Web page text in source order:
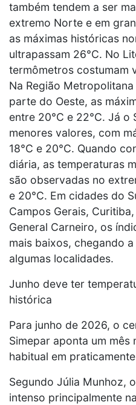
também tendem a ser
extremo Norte e em
as máximas históricas
ultrapassam 26°C. No
termômetros costumam
Na Região
parte do Oeste, as
entre 20°C e 22°C. Já o
menores valores, com
18°C e 20°C. Quando
diária, as temperaturas
são observadas no
e 20°C. Em cidades do
Campos Gerais,
General Carneiro, os
mais baixos, chegando
algumas localidades.
Junho deve ter
histórica
Para junho de 2026, o
Simepar aponta um mês
habitual em
Segundo Júlia Munhoz,
intenso principalmente